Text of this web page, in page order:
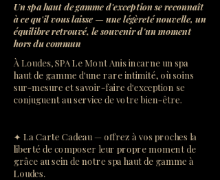
Un spa haut de gamme d'exception se reconnaît
à ce qu'il vous laisse — une légèreté nouvelle, un
équilibre retrouvé, le souvenir d'un moment
hors du commun
À Loudes, SPA Le Mont Anis incarne un spa
haut de gamme d'une rare intimité, où soins
sur-mesure et savoir-faire d'exception se
conjuguent au service de votre bien-être.
✦ La Carte Cadeau — offrez à vos proches la
liberté de composer leur propre moment de
grâce au sein de notre spa haut de gamme à
Loudes.